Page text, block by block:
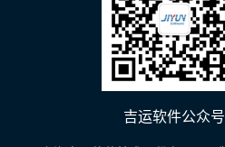
吉运软件公众号